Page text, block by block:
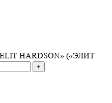
HARDSON» («ЭЛИТ